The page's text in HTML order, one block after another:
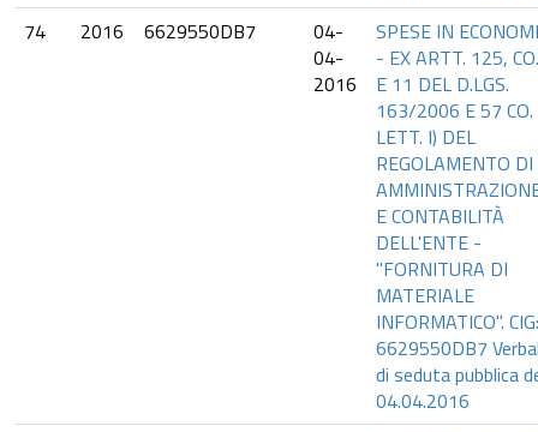
74
2016 6629550DB7
04-
04-
2016
SPESE IN
- EX ARTT. 125,
E 11 DEL D.LGS.
163/2006 E 57
LETT. I) DEL
REGOLAMENTO DI
E CONTABILITÀ
DELL'ENTE -
"FORNITURA DI
MATERIALE
INFORMATICO". CIG:
6629550DB7
di seduta pubblica
04.04.2016